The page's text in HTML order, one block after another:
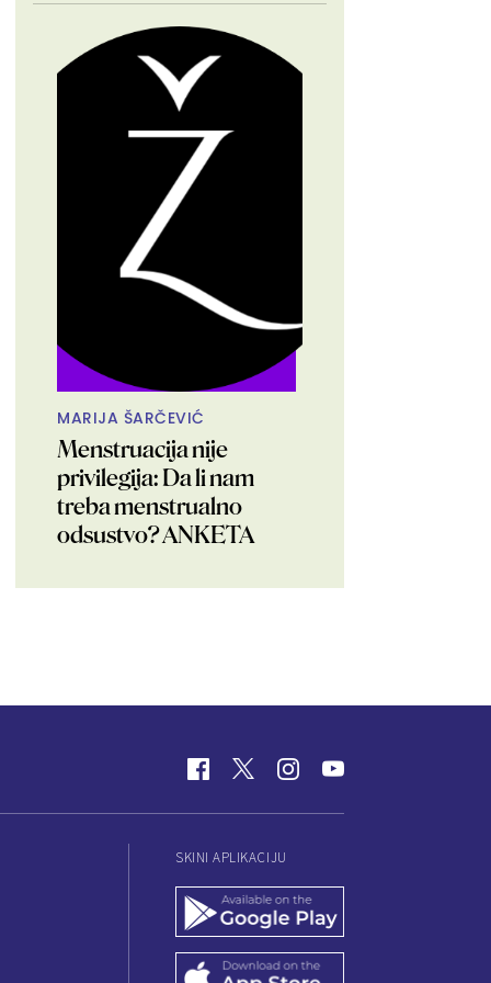
MARIJA ŠARČEVIĆ
Menstruacija nije
privilegija: Da li nam
treba menstrualno
odsustvo? ANKETA
SKINI APLIKACIJU